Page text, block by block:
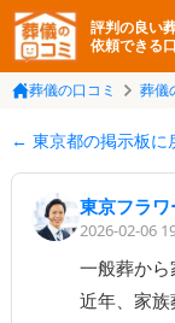
評判の良い
依頼できる
葬儀の口コミ 葬儀
← 東京都の掲示板に
東京フラ
2026-02-06
一般葬か
近年、家